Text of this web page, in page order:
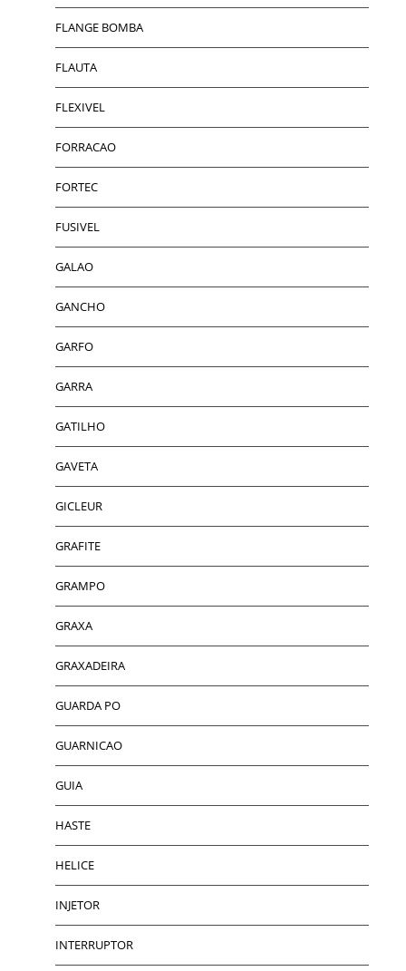
FLANGE BOMBA
FLAUTA
FLEXIVEL
FORRACAO
FORTEC
FUSIVEL
GALAO
GANCHO
GARFO
GARRA
GATILHO
GAVETA
GICLEUR
GRAFITE
GRAMPO
GRAXA
GRAXADEIRA
GUARDA PO
GUARNICAO
GUIA
HASTE
HELICE
INJETOR
INTERRUPTOR